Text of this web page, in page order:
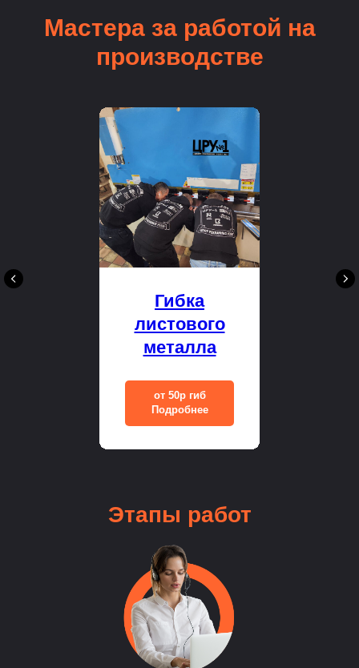
Мастера за работой на
производстве
Гибка
листового
металла
от 50р гиб
Подробнее
Этапы работ